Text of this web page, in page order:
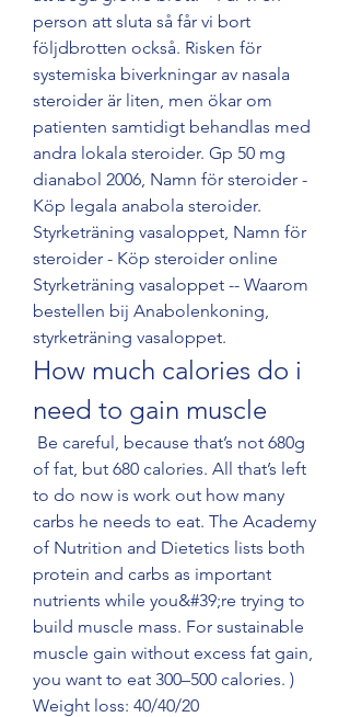
person att sluta så får vi bort
följdbrotten också. Risken för
systemiska biverkningar av nasala
steroider är liten, men ökar om
patienten samtidigt behandlas med
andra lokala steroider. Gp 50 mg
dianabol 2006, Namn för steroider -
Köp legala anabola steroider.
Styrketräning vasaloppet, Namn för
steroider - Köp steroider online
Styrketräning vasaloppet -- Waarom
bestellen bij Anabolenkoning,
styrketräning vasaloppet.
How much calories do i
need to gain muscle
of fat, but 680 calories. All that’s left
to do now is work out how many
carbs he needs to eat. The Academy
of Nutrition and Dietetics lists both
protein and carbs as important
nutrients while you&#39;re trying to
build muscle mass. For sustainable
muscle gain without excess fat gain,
you want to eat 300–500 calories. )
Weight loss: 40/40/20